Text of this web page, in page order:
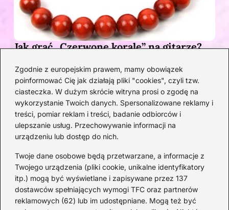
Zgodnie z europejskim prawem, mamy obowiązek
poinformować Cię jak działają pliki "cookies", czyli tzw.
ciasteczka. W dużym skrócie witryna prosi o zgodę na
wykorzystanie Twoich danych. Spersonalizowane reklamy i
treści, pomiar reklam i treści, badanie odbiorców i
ulepszanie usług. Przechowywanie informacji na
urządzeniu lub dostęp do nich.
Twoje dane osobowe będą przetwarzane, a informacje z
Twojego urządzenia (pliki cookie, unikalne identyfikatory
itp.) mogą być wyświetlane i zapisywane przez 137
dostawców spełniających wymogi TFC oraz partnerów
reklamowych (62) lub im udostępniane. Mogą też być
Jak grać „Czerwone korale” na gitarze?
opisem
Kategorie
Artyści(33)
DJ(21)
Epoka Baroku(15)
Instrumenty(43)
Kompozytorzy(23)